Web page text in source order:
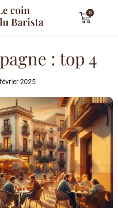
0
: top 4
2025